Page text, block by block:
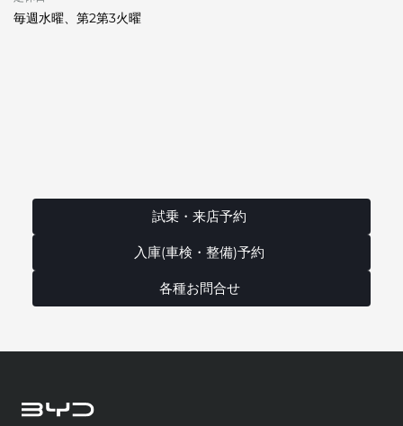
毎週水曜、第2第3火曜
試乗・来店予約
入庫(車検・整備)予約
各種お問合せ